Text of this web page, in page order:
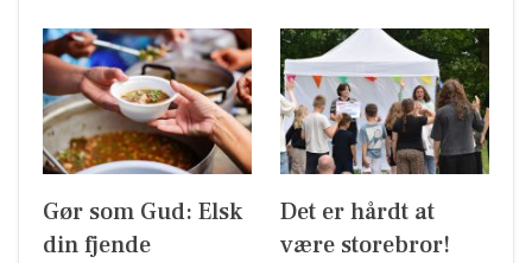
Gør som Gud: Elsk
din fjende
Det er hårdt at
være storebror!